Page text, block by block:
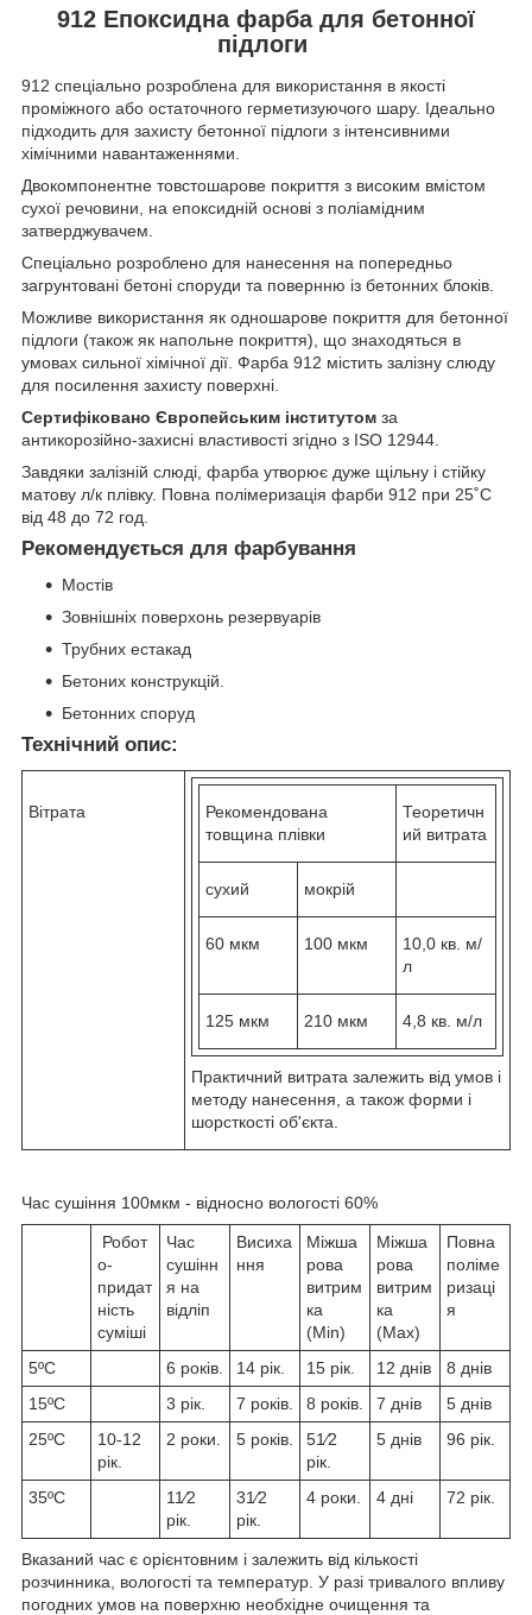
912 Епоксидна фарба для бетонної
підлоги
912 спеціально розроблена для використання в якості
проміжного або остаточного герметизуючого шару. Ідеально
підходить для захисту бетонної підлоги з інтенсивними
хімічними навантаженнями.
Двокомпонентне товстошарове покриття з високим вмістом
сухої речовини, на епоксидній основі з поліамідним
затверджувачем.
Спеціально розроблено для нанесення на попередньо
загрунтовані бетоні споруди та повернню із бетонних блоків.
Можливе використання як одношарове покриття для бетонної
підлоги (також як напольне покриття), що знаходяться в
умовах сильної хімічної дії. Фарба 912 містить залізну слюду
для посилення захисту поверхні.
Сертифіковано Європейським інститутом за
антикорозійно-захисні властивості згідно з ISO 12944.
Завдяки залізній слюді, фарба утворює дуже щільну і стійку
матову л/к плівку. Повна полімеризація фарби 912 при 25˚C
від 48 до 72 год.
Рекомендується для фарбування
Мостів
Зовнішніх поверхонь резервуарів
Трубних естакад
Бетоних конструкцій.
Бетонних споруд
Технічний опис:
Вітрата
Рекомендована
товщина плівки
Теоретичн
ий витрата
сухий мокрій
60 мкм 100 мкм
10,0 кв. м/
л
125 мкм 210 мкм 4,8 кв. м/л
Практичний витрата залежить від умов і
методу нанесення, а також форми і
шорсткості об'єкта.
Час сушіння 100мкм - відносно вологості 60%
Робот
о-
придат
ність
суміші
Час
сушінн
я на
відліп
Висиха
ння
Міжша
рова
витрим
ка
(Min)
Міжша
рова
витрим
ка
(Max)
Повна
поліме
ризаці
я
5ºC 6 років. 14 рік. 15 рік. 12 днів
8 днів
15ºC
3 рік. 7 років. 8 років. 7 днів
5 днів
25ºC
10-12
рік.
2 роки. 5 років.
51⁄2
рік.
5 днів 96 рік.
35ºC
11⁄2
рік.
31⁄2
рік.
4 роки. 4 дні 72 рік.
Вказаний час є орієнтовним і залежить від кількості
розчинника, вологості та температур. У разі тривалого впливу
погодних умов на поверхню необхідне очищення та